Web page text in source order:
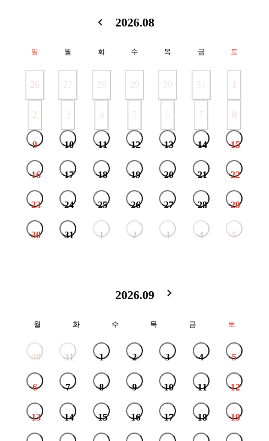
2026.08
일 월 화 수 목 금 토
26 1
2 8
9 10 11 12 13 14 15
16 17 18 19 20 21 22
23 24 25 26 27 28 29
30 31 1 2 3 4 5
2026.09
월 화 수 목 금 토
30 31 1 2 3 4 5
6 7 8 9 10 11 12
13 14 15 16 17 18 19